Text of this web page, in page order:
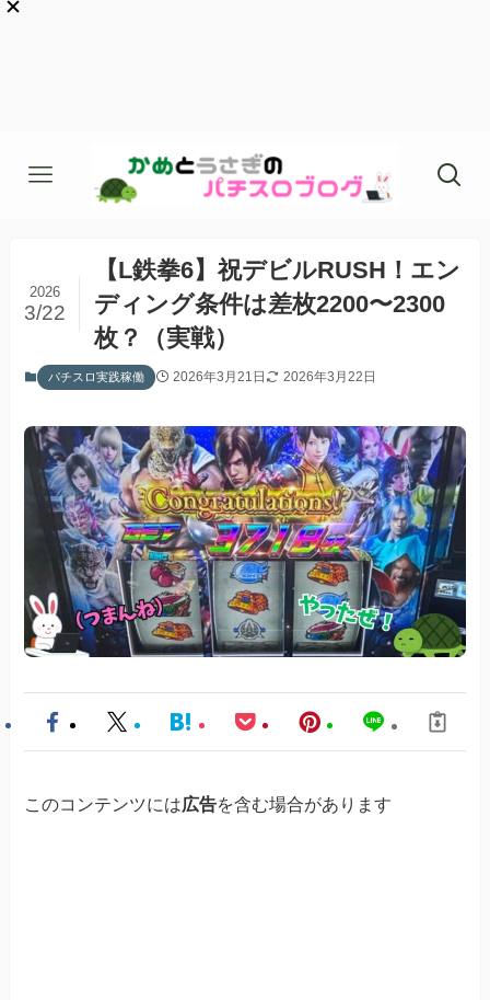
【L鉄拳6】祝デビルRUSH！エン
ディング条件は差枚2200〜2300
枚？（実戦）
2026
3/22
パチスロ実践稼働 2026年3月21日 2026年3月22日
このコンテンツには広告を含む場合があります